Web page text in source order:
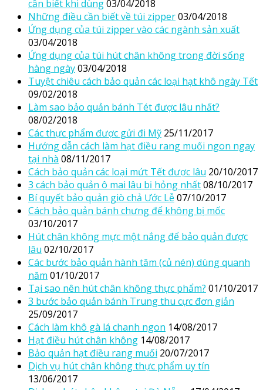
cần biết khi dùng03/04/2018
Những điều cần biết về túi zipper03/04/2018
Ứng dụng của túi zipper vào các ngành sản xuất
03/04/2018
Ứng dụng của túi hút chân không trong đời sống
hàng ngày03/04/2018
Tuyệt chiêu cách bảo quản các loại hạt khô ngày Tết
09/02/2018
Làm sao bảo quản bánh Tét được lâu nhất?
08/02/2018
Các thực phẩm được gửi đi Mỹ 25/11/2017
Hướng dẫn cách làm hạt điều rang muối ngon ngay
tại nhà 08/11/2017
Cách bảo quản các loại mứt Tết được lâu 20/10/2017
3 cách bảo quản ô mai lâu bị hỏng nhất08/10/2017
Bí quyết bảo quản giò chả Ước Lễ07/10/2017
Cách bảo quản bánh chưng để không bị mốc
03/10/2017
Hút chân không mực một nắng để bảo quản được
lâu 02/10/2017
Các bước bảo quản hành tăm (củ nén) dùng quanh
năm 01/10/2017
Tại sao nên hút chân không thực phẩm? 01/10/2017
3 bước bảo quản bánh Trung thu cực đơn giản
25/09/2017
Cách làm khô gà lá chanh ngon 14/08/2017
Hạt điều hút chân không 14/08/2017
Bảo quản hạt điều rang muối 20/07/2017
Dịch vụ hút chân không thực phẩm uy tín
13/06/2017